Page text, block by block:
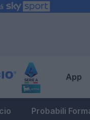
App
Probabili